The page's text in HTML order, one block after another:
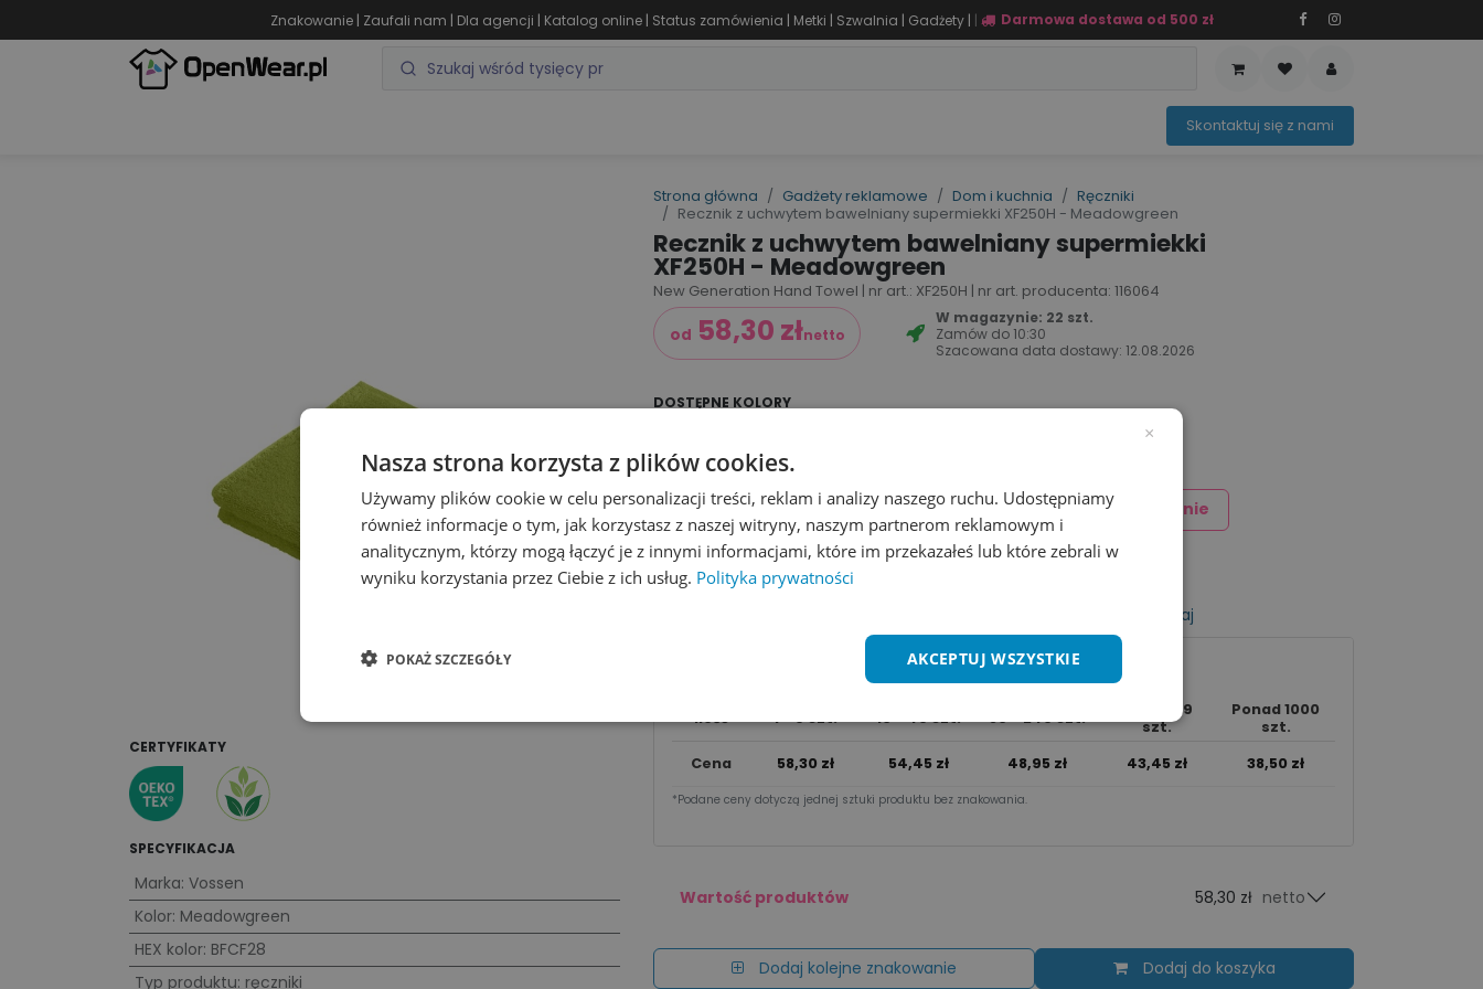
Znakowanie | Zaufali nam | Dla agencji | Katalog online | Status zamówienia | Metki | Szwalnia | Gadżety | | Darmowa dostawa od 500 zł
OFERTA SEZONOWASko​ntaktuj ​​​​się z nami​​​​
Strona główna Gadżety reklamowe Dom i kuchnia
Ręczniki
Recznik z uchwytem bawelniany supermiekki XF250H - Meadowgreen
Recznik z uchwytem bawelniany supermiekki
XF250H - Meadowgreen
New Generation Hand Towel | nr art.: XF250H | nr art. producenta: 116064
CERTYFIKATY
SPECYFIKACJA
Marka: Vossen
Kolor: Meadowgreen
HEX kolor: BFCF28
Typ produktu: ręczniki
od 58,30 złnetto
W magazynie: 22 szt.
Zamów do 10:30
Szacowana data dostawy: 12.08.2026
DOSTĘPNE KOLORY
Dodaj do koszyka Dodaj znakowanie
Wycena na maila
Porównaj
Cena za sztu​kę zależy od nakładu:
Ilość 1 - 9 szt. 10 - 49 szt. 50 - 249 szt.
250 - 999
szt.
Ponad 1000
szt.
Cena
58,30zł 54,45 zł 48,95 zł 43,45 zł 38,50 zł
*Podane ceny dotyczą jednej sztuki produktu bez znakowania.​
Wartość produktów 58,30 zł netto
Dodaj kolejne znakowanie Dodaj do koszyka
×
Nasza strona korzysta z plików cookies.
Używamy plików cookie w celu personalizacji treści, reklam i analizy naszego ruchu. Udostępniamy
również informacje o tym, jak korzystasz z naszej witryny, naszym partnerom reklamowym i
analitycznym, którzy mogą łączyć je z innymi informacjami, które im przekazałeś lub które zebrali w
wyniku korzystania przez Ciebie z ich usług. Polityka prywatności
AKCEPTUJ WSZYSTKIE
POKAŻ SZCZEGÓŁY